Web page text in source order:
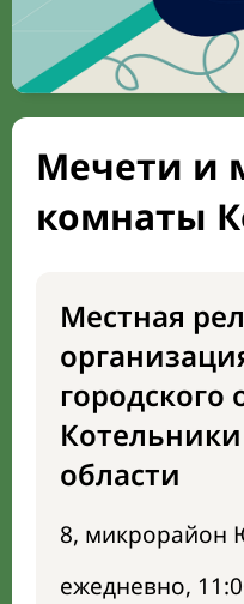
Мечети и
комнаты
Местная
городского
области
8,
ежедневно,